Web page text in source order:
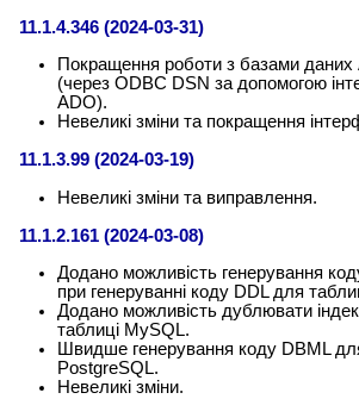
11.1.4.346 (2024-03-31)
Покращення роботи з базами
(через ODBC DSN за допомогою
ADO).
Невеликі зміни та покращення
11.1.3.99 (2024-03-19)
Невеликі зміни та виправлення.
11.1.2.161 (2024-03-08)
Додано можливість генерування
при генеруванні коду DDL для
Додано можливість дублювати
таблиці MySQL.
Швидше генерування коду DBML
PostgreSQL.
Невеликі зміни.